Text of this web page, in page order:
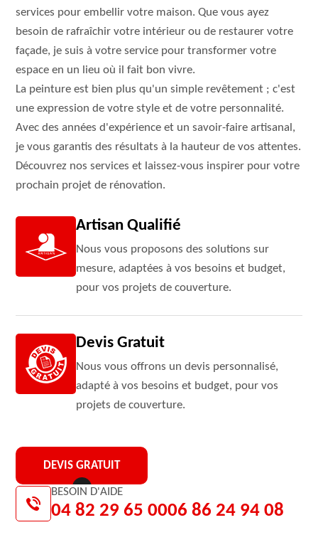
services pour embellir votre maison. Que vous ayez
besoin de rafraîchir votre intérieur ou de restaurer votre
façade, je suis à votre service pour transformer votre
espace en un lieu où il fait bon vivre.
La peinture est bien plus qu'un simple revêtement ; c'est
une expression de votre style et de votre personnalité.
Avec des années d'expérience et un savoir-faire artisanal,
je vous garantis des résultats à la hauteur de vos attentes.
Découvrez nos services et laissez-vous inspirer pour votre
prochain projet de rénovation.
Artisan Qualifié
Nous vous proposons des solutions sur
mesure, adaptées à vos besoins et budget,
pour vos projets de couverture.
Devis Gratuit
Nous vous offrons un devis personnalisé,
adapté à vos besoins et budget, pour vos
projets de couverture.
DEVIS GRATUIT
BESOIN D'AIDE
04 82 29 65 0006 86 24 94 08